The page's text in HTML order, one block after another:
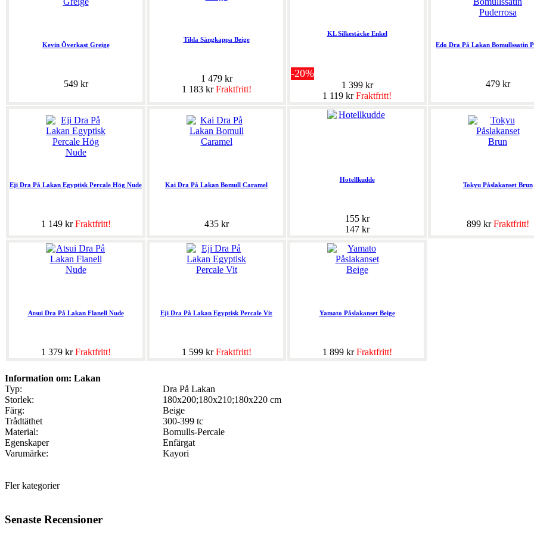
Kevin Överkast Greige
549 kr
Tilda Sängkappa Beige
1 479 kr
1 183 krFraktfritt!
KL Silkestäcke Enkel
-20%
1 399 kr
1 119 krFraktfritt!
Edo Dra På Lakan Bomullssatin
479 kr
Eji Dra På Lakan Egyptisk Percale Hög Nude
1 149 krFraktfritt!
Kai Dra På Lakan Bomull Caramel
435 kr
Hotellkudde
155 kr
147 kr
Tokyu Påslakanset Brun
899 krFraktfritt!
Atsui Dra På Lakan Flanell Nude
1 379 krFraktfritt!
Eji Dra På Lakan Egyptisk Percale Vit
1 599 krFraktfritt!
Yamato Påslakanset Beige
1 899 krFraktfritt!
Information om: Lakan
Typ:
Dra På Lakan
Storlek:
180x200;180x210;180x220 cm
Färg:
Beige
Trådtäthet
300-399 tc
Material:
Bomulls-Percale
Egenskaper
Enfärgat
Varumärke:
Kayori
Fler kategorier
Senaste Recensioner